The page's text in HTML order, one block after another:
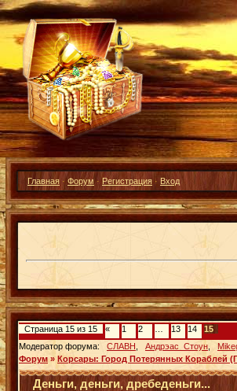
Главная · Форум · Регистрация · Вход
Страница 15 из 15 « 1 2 13 14
15
Модератор форума:
СЛАВН Андрэас_Стоун
Форум » Корсары: Город Потерянных Кораблей
Деньги, деньги, дребеденьги...